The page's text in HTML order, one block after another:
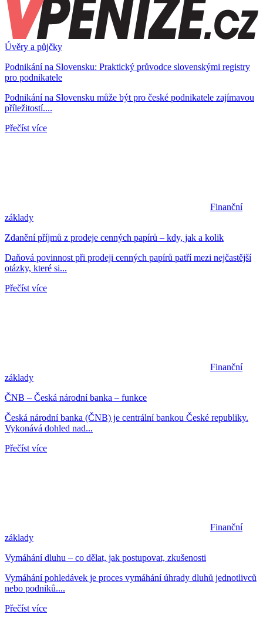
Úvěry a půjčky
Podnikání na Slovensku: Praktický průvodce slovenskými registry
pro podnikatele
Podnikání na Slovensku může být pro české podnikatele zajímavou
příležitostí....
Přečíst více
Finanční
základy
Zdanění příjmů z prodeje cenných papírů – kdy, jak a kolik
Daňová povinnost při prodeji cenných papírů patří mezi nejčastější
otázky, které si...
Přečíst více
Finanční
základy
ČNB – Česká národní banka – funkce
Česká národní banka (ČNB) je centrální bankou České republiky.
Vykonává dohled nad...
Přečíst více
Finanční
základy
Vymáhání dluhu – co dělat, jak postupovat, zkušenosti
Vymáhání pohledávek je proces vymáhání úhrady dluhů jednotlivců
nebo podniků....
Přečíst více